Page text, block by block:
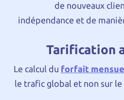
de nouveaux
indépendance et de
Tarification
Le calcul du forfait
le trafic global et non sur